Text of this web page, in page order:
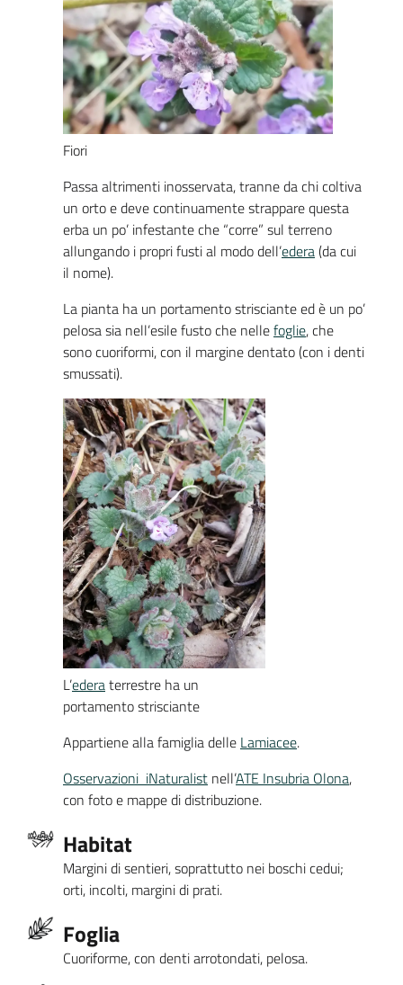
Fiori
Passa altrimenti inosservata, tranne da chi coltiva
un orto e deve continuamente strappare questa
erba un po’ infestante che “corre” sul terreno
allungando i propri fusti al modo dell’edera(da cui
il nome).
La pianta ha un portamento strisciante ed è un po’
pelosa sia nell’esile fusto che nellefoglie, che
sono cuoriformi, con il margine dentato (con i denti
smussati).
L’ederaterrestre ha un
portamento strisciante
Appartiene alla famiglia delle Lamiacee.
Osservazioni iNaturalist nell’ATE Insubria Olona,
con foto e mappe di distribuzione.
Habitat
Margini di sentieri, soprattutto nei boschi cedui;
orti, incolti, margini di prati.
Foglia
Cuoriforme, con denti arrotondati, pelosa.